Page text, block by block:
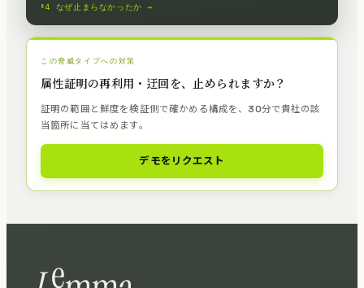
§4 なぜ止まらなかったか →
この脅威タイプへの対策
属性証明の再利用・迂回を、止められますか？
証明の範囲と鮮度を検証側で確かめる構成を、30分で貴社の該
当箇所に当てはめます。
デモをリクエスト